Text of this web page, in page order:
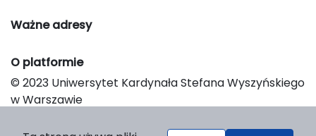
Ważne adresy
O platformie
© 2023 Uniwersytet Kardynała Stefana Wyszyńskiego
w Warszawie